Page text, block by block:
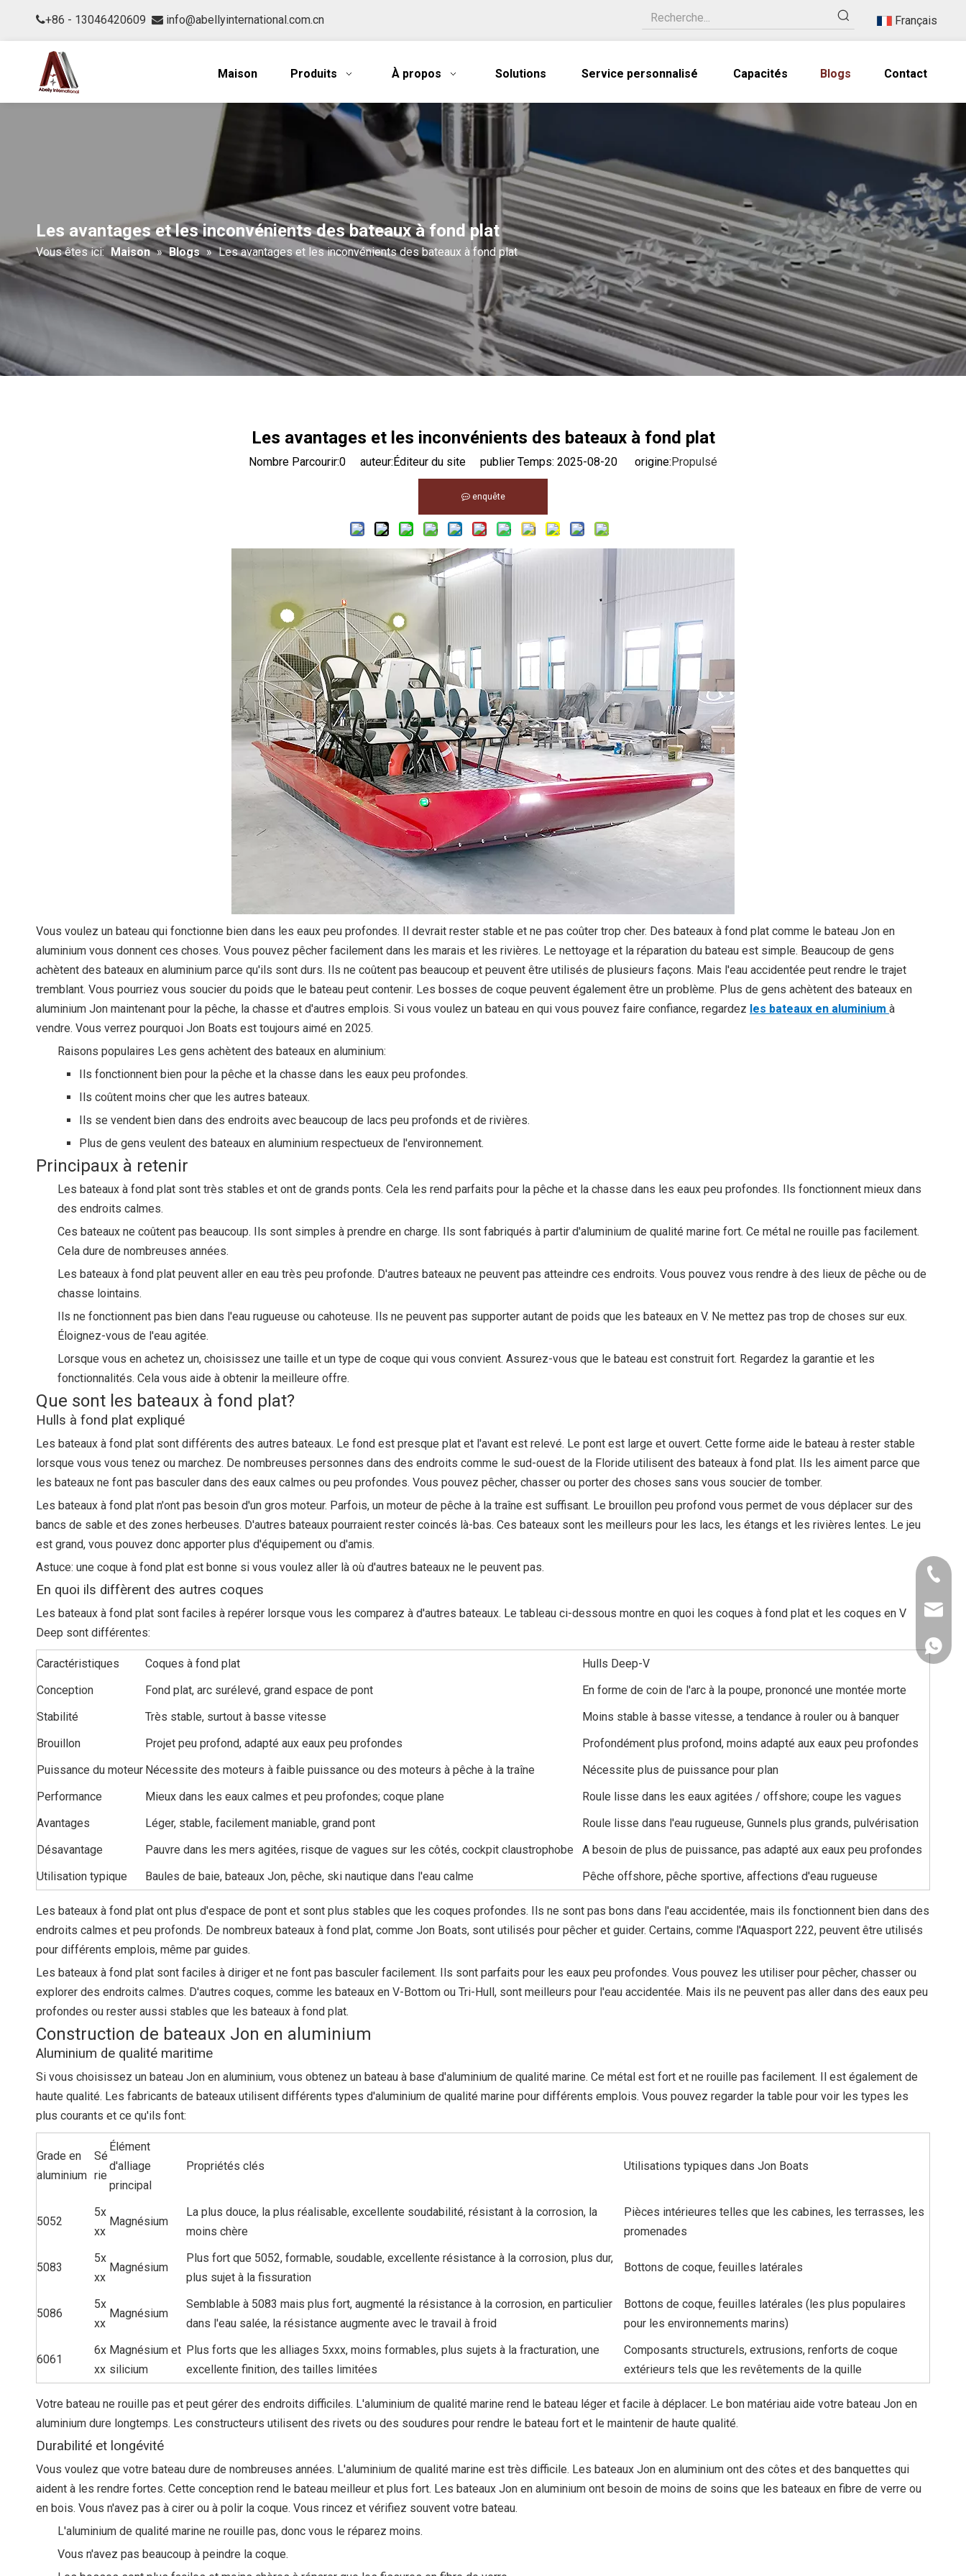
+86 - 13046420609  info@abellyinternational.com.cn Français
Maison Produits À propos Solutions Service personnalisé Capacités Blogs Contact
Les avantages et les inconvénients des bateaux à fond plat
Vous êtes ici: Maison » Blogs » Les avantages et les inconvénients des bateaux à fond plat
Les avantages et les inconvénients des bateaux à fond plat
Nombre Parcourir:0 auteur:Éditeur du site publier Temps: 2025-08-20 origine:Propulsé
enquête
Vous voulez un bateau qui fonctionne bien dans les eaux peu profondes. Il devrait rester stable et ne pas coûter trop cher. Des bateaux à fond plat comme le bateau Jon en
aluminium vous donnent ces choses. Vous pouvez pêcher facilement dans les marais et les rivières. Le nettoyage et la réparation du bateau est simple. Beaucoup de gens
achètent des bateaux en aluminium parce qu'ils sont durs. Ils ne coûtent pas beaucoup et peuvent être utilisés de plusieurs façons. Mais l'eau accidentée peut rendre le trajet
tremblant. Vous pourriez vous soucier du poids que le bateau peut contenir. Les bosses de coque peuvent également être un problème. Plus de gens achètent des bateaux en
aluminium Jon maintenant pour la pêche, la chasse et d'autres emplois. Si vous voulez un bateau en qui vous pouvez faire confiance, regardez les bateaux en aluminium à
vendre. Vous verrez pourquoi Jon Boats est toujours aimé en 2025.
Raisons populaires Les gens achètent des bateaux en aluminium:
Ils fonctionnent bien pour la pêche et la chasse dans les eaux peu profondes.
Ils coûtent moins cher que les autres bateaux.
Ils se vendent bien dans des endroits avec beaucoup de lacs peu profonds et de rivières.
Plus de gens veulent des bateaux en aluminium respectueux de l'environnement.
Principaux à retenir
Les bateaux à fond plat sont très stables et ont de grands ponts. Cela les rend parfaits pour la pêche et la chasse dans les eaux peu profondes. Ils fonctionnent mieux dans
des endroits calmes.
Ces bateaux ne coûtent pas beaucoup. Ils sont simples à prendre en charge. Ils sont fabriqués à partir d'aluminium de qualité marine fort. Ce métal ne rouille pas facilement.
Cela dure de nombreuses années.
Les bateaux à fond plat peuvent aller en eau très peu profonde. D'autres bateaux ne peuvent pas atteindre ces endroits. Vous pouvez vous rendre à des lieux de pêche ou de
chasse lointains.
Ils ne fonctionnent pas bien dans l'eau rugueuse ou cahoteuse. Ils ne peuvent pas supporter autant de poids que les bateaux en V. Ne mettez pas trop de choses sur eux.
Éloignez-vous de l'eau agitée.
Lorsque vous en achetez un, choisissez une taille et un type de coque qui vous convient. Assurez-vous que le bateau est construit fort. Regardez la garantie et les
fonctionnalités. Cela vous aide à obtenir la meilleure offre.
Que sont les bateaux à fond plat?
Hulls à fond plat expliqué
Les bateaux à fond plat sont différents des autres bateaux. Le fond est presque plat et l'avant est relevé. Le pont est large et ouvert. Cette forme aide le bateau à rester stable
lorsque vous vous tenez ou marchez. De nombreuses personnes dans des endroits comme le sud-ouest de la Floride utilisent des bateaux à fond plat. Ils les aiment parce que
les bateaux ne font pas basculer dans des eaux calmes ou peu profondes. Vous pouvez pêcher, chasser ou porter des choses sans vous soucier de tomber.
Les bateaux à fond plat n'ont pas besoin d'un gros moteur. Parfois, un moteur de pêche à la traîne est suffisant. Le brouillon peu profond vous permet de vous déplacer sur des
bancs de sable et des zones herbeuses. D'autres bateaux pourraient rester coincés là-bas. Ces bateaux sont les meilleurs pour les lacs, les étangs et les rivières lentes. Le jeu
est grand, vous pouvez donc apporter plus d'équipement ou d'amis.
Astuce: une coque à fond plat est bonne si vous voulez aller là où d'autres bateaux ne le peuvent pas.
En quoi ils diffèrent des autres coques
Les bateaux à fond plat sont faciles à repérer lorsque vous les comparez à d'autres bateaux. Le tableau ci-dessous montre en quoi les coques à fond plat et les coques en V
Deep sont différentes:
Caractéristiques Coques à fond plat
Hulls Deep-V
Conception
Fond plat, arc surélevé, grand espace de pont
En forme de coin de l'arc à la poupe, prononcé une montée morte
Stabilité
Très stable, surtout à basse vitesse
Moins stable à basse vitesse, a tendance à rouler ou à banquer
Brouillon
Projet peu profond, adapté aux eaux peu profondes
Profondément plus profond, moins adapté aux eaux peu profondes
Puissance du moteur Nécessite des moteurs à faible puissance ou des moteurs à pêche à la traîne
Nécessite plus de puissance pour plan
Performance
Mieux dans les eaux calmes et peu profondes; coque plane
Roule lisse dans les eaux agitées / offshore; coupe les vagues
Avantages
Léger, stable, facilement maniable, grand pont
Roule lisse dans l'eau rugueuse, Gunnels plus grands, pulvérisation
Désavantage
Pauvre dans les mers agitées, risque de vagues sur les côtés, cockpit claustrophobe
A besoin de plus de puissance, pas adapté aux eaux peu profondes
Utilisation typique
Baules de baie, bateaux Jon, pêche, ski nautique dans l'eau calme Pêche offshore, pêche sportive, affections d'eau rugueuse
Les bateaux à fond plat ont plus d'espace de pont et sont plus stables que les coques profondes. Ils ne sont pas bons dans l'eau accidentée, mais ils fonctionnent bien dans des
endroits calmes et peu profonds. De nombreux bateaux à fond plat, comme Jon Boats, sont utilisés pour pêcher et guider. Certains, comme l'Aquasport 222, peuvent être utilisés
pour différents emplois, même par guides.
Les bateaux à fond plat sont faciles à diriger et ne font pas basculer facilement. Ils sont parfaits pour les eaux peu profondes. Vous pouvez les utiliser pour pêcher, chasser ou
explorer des endroits calmes. D'autres coques, comme les bateaux en V-Bottom ou Tri-Hull, sont meilleurs pour l'eau accidentée. Mais ils ne peuvent pas aller dans des eaux peu
profondes ou rester aussi stables que les bateaux à fond plat.
Construction de bateaux Jon en aluminium
Aluminium de qualité maritime
Si vous choisissez un bateau Jon en aluminium, vous obtenez un bateau à base d'aluminium de qualité marine. Ce métal est fort et ne rouille pas facilement. Il est également de
haute qualité. Les fabricants de bateaux utilisent différents types d'aluminium de qualité marine pour différents emplois. Vous pouvez regarder la table pour voir les types les
plus courants et ce qu'ils font:
Grade en
aluminium
Sé
rie
Élément
d'alliage
principal
Propriétés clés Utilisations typiques dans Jon Boats
5052
5x
xx
Magnésium
La plus douce, la plus réalisable, excellente soudabilité, résistant à la corrosion, la
moins chère
Pièces intérieures telles que les cabines, les terrasses, les
promenades
5083
5x
xx
Magnésium
Plus fort que 5052, formable, soudable, excellente résistance à la corrosion, plus dur,
plus sujet à la fissuration
Bottons de coque, feuilles latérales
5086
5x
xx
Magnésium
Semblable à 5083 mais plus fort, augmenté la résistance à la corrosion, en particulier
dans l'eau salée, la résistance augmente avec le travail à froid
Bottons de coque, feuilles latérales (les plus populaires
pour les environnements marins)
6061
6x
xx
Magnésium et
silicium
Plus forts que les alliages 5xxx, moins formables, plus sujets à la fracturation, une
excellente finition, des tailles limitées
Composants structurels, extrusions, renforts de coque
extérieurs tels que les revêtements de la quille
Votre bateau ne rouille pas et peut gérer des endroits difficiles. L'aluminium de qualité marine rend le bateau léger et facile à déplacer. Le bon matériau aide votre bateau Jon en
aluminium dure longtemps. Les constructeurs utilisent des rivets ou des soudures pour rendre le bateau fort et le maintenir de haute qualité.
Durabilité et longévité
Vous voulez que votre bateau dure de nombreuses années. L'aluminium de qualité marine est très difficile. Les bateaux Jon en aluminium ont des côtes et des banquettes qui
aident à les rendre fortes. Cette conception rend le bateau meilleur et plus fort. Les bateaux Jon en aluminium ont besoin de moins de soins que les bateaux en fibre de verre ou
en bois. Vous n'avez pas à cirer ou à polir la coque. Vous rincez et vérifiez souvent votre bateau.
L'aluminium de qualité marine ne rouille pas, donc vous le réparez moins.
Vous n'avez pas beaucoup à peindre la coque.
+86 -
+ 86